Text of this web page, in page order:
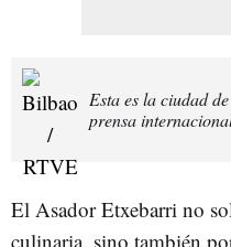
Esta es la ciudad
prensa
El Asador Etxebarri no
culinaria, sino también